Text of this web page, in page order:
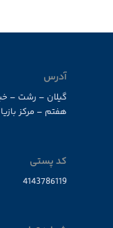
آدرس
گیلان – رشت –
هفتم – مرکز
کد پستی
4143786119